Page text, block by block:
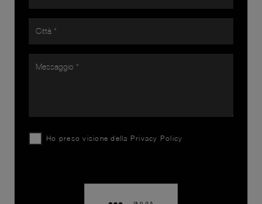
Ho preso visione della Privacy Policy